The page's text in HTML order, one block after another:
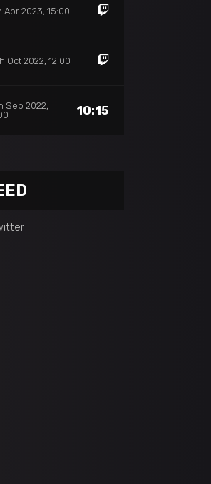
Apr 2023, 15:00
Oct 2022, 12:00
Sep 2022,
10:15